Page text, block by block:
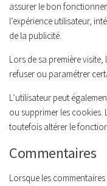
assurer le bon
l’expérience utilisateur,
de la publicité.
Lors de sa première
refuser ou paramétrer
L’utilisateur peut
ou supprimer les
toutefois altérer le
Commentaires
Lorsque les